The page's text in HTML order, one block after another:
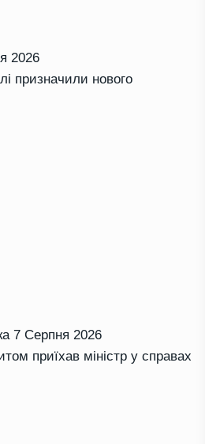
2026
призначили нового
7 Серпня 2026
приїхав міністр у справах